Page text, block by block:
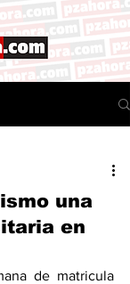
una
en
de matricula